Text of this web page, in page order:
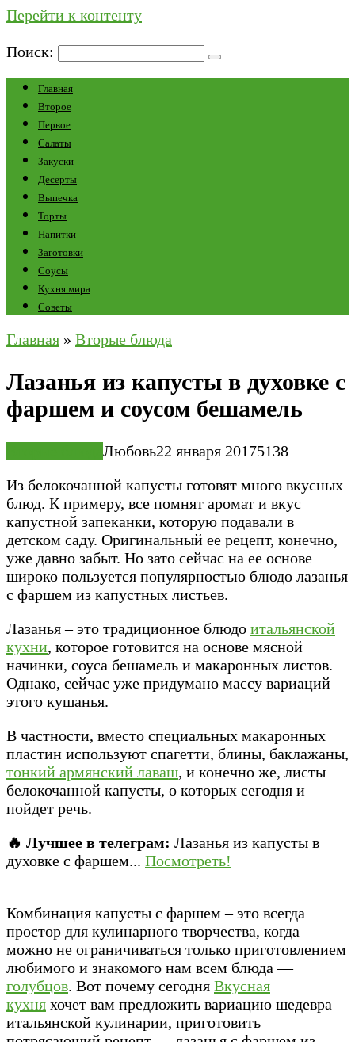
Перейти к контенту
Поиск:
Главная
Второе
Первое
Салаты
Закуски
Десерты
Выпечка
Торты
Напитки
Заготовки
Соусы
Кухня мира
Советы
Главная » Вторые блюда
Лазанья из капусты в духовке с
фаршем и соусом бешамель
Любовь22 января 20175138
Из белокочанной капусты готовят много вкусных
блюд. К примеру, все помнят аромат и вкус
капустной запеканки, которую подавали в
детском саду. Оригинальный ее рецепт, конечно,
уже давно забыт. Но зато сейчас на ее основе
широко пользуется популярностью блюдо лазанья
с фаршем из капустных листьев.
Лазанья – это традиционное блюдо итальянской
кухни, которое готовится на основе мясной
начинки, соуса бешамель и макаронных листов.
Однако, сейчас уже придумано массу вариаций
этого кушанья.
В частности, вместо специальных макаронных
пластин используют спагетти, блины, баклажаны,
тонкий армянский лаваш, и конечно же, листы
белокочанной капусты, о которых сегодня и
пойдет речь.
🔥 Лучшее в телеграм: Лазанья из капусты в
духовке с фаршем... Посмотреть!
Комбинация капусты с фаршем – это всегда
простор для кулинарного творчества, когда
можно не ограничиваться только приготовлением
любимого и знакомого нам всем блюда —
голубцов. Вот почему сегодня Вкусная
кухня хочет вам предложить вариацию шедевра
итальянской кулинарии, приготовить